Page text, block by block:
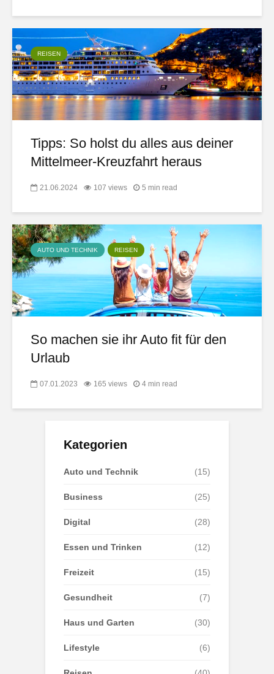
REISEN
Tipps: So holst du alles aus deiner
Mittelmeer-Kreuzfahrt heraus
21.06.2024 107 views 5 min read
AUTO UND TECHNIK REISEN
So machen sie ihr Auto fit für den
Urlaub
07.01.2023 165 views 4 min read
Kategorien
Auto und Technik (15)
Business (25)
Digital (28)
Essen und Trinken (12)
Freizeit (15)
Gesundheit (7)
Haus und Garten (30)
Lifestyle (6)